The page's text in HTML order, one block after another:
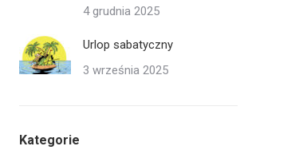
4 grudnia 2025
Urlop sabatyczny
3 września 2025
Kategorie